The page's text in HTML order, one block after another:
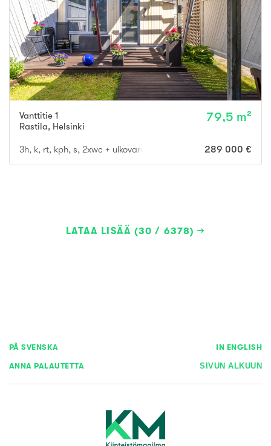
Vanttitie 1
Rastila, Helsinki
79,5 m²
3h, k, rt, kph, s, 2xwc + ulkovarasto ja piha 289 000 €
LATAA LISÄÄ (30 / 6378)
PÅ SVENSKA IN ENGLISH
ANNA PALAUTETTA SIVUN ALKUUN